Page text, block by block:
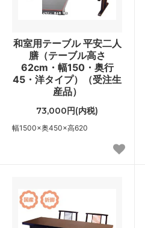
和室用テーブル 平安二人
膳（テーブル高さ
62cm・幅150・奥行
45・洋タイプ）（受注生
産品）
73,000円(内税)
幅1500×奥450×高620